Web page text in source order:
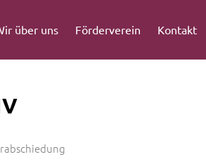
über uns Förderverein Kontakt